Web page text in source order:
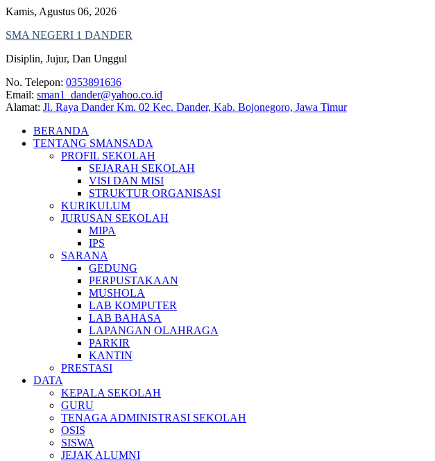
Skip
content
Kamis, Agustus 06, 2026
SMA NEGERI 1 DANDER
Disiplin, Jujur, Dan Unggul
No. Telepon: 0353891636
Email: sman1_dander@yahoo.co.id
Alamat: Jl. Raya Dander Km. 02 Kec. Dander, Kab. Bojonegoro, Jawa Timur
BERANDA
TENTANG SMANSADA
PROFIL SEKOLAH
SEJARAH SEKOLAH
VISI DAN MISI
STRUKTUR ORGANISASI
KURIKULUM
JURUSAN SEKOLAH
MIPA
IPS
SARANA
GEDUNG
PERPUSTAKAAN
MUSHOLA
LAB KOMPUTER
LAB BAHASA
LAPANGAN OLAHRAGA
PARKIR
KANTIN
PRESTASI
DATA
KEPALA SEKOLAH
GURU
TENAGA ADMINISTRASI SEKOLAH
OSIS
SISWA
JEJAK ALUMNI